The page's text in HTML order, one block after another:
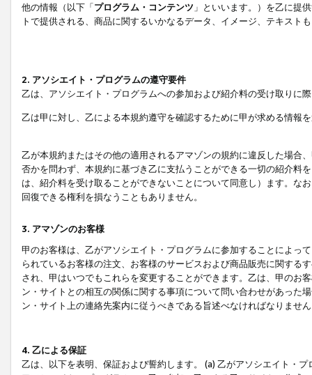
他の情報（以下「プログラム・コンテンツ 」といいます。）を乙に提
トで提供される、商品に関するいかなるデータ、イメージ、テキス
2. アソシエイト・プログラムの遵守要件
乙は、アソシエイト・プログラムへの参加および紹介料の受け取りに
乙は甲に対し、乙による本規約遵守を確認するために甲が求める情報
乙が本規約またはその他の適用されるアマゾンの規約に違反した場合
否かを問わず、本規約に基づき乙に支払うことができる一切の紹介料
は、紹介料を受け取ることができないことについて同意し）ます。な
回復できる権利を損なうこともありません。
3. アマゾンのお客様
甲のお客様は、乙がアソシエイト・プログラムに参加することによっ
られているお客様の注文、お客様のサービスおよび商品販売に関する
され、甲はいつでもこれらを変更することができます。乙は、甲のお
ン・サイトとの相互の関係に関する事項について問い合わせがあった
ン・サイト上の連絡先案内に従うべきである旨述べなければなりませ
4. 乙による保証
乙は、以下を表明、保証および誓約します。 (a) 乙がアソシエイト・